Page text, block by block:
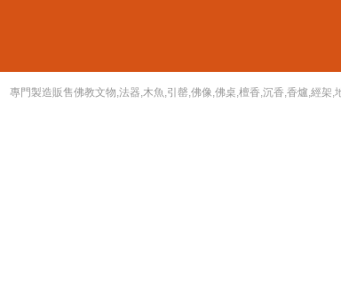
專門製造販售佛教文物,法器,木魚,引罄,佛像,佛桌,檀香,沉香,香爐,經